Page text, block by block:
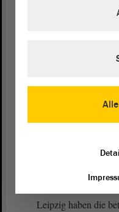
überraschende
geplanten
Millionen € vom
Leipzig haben die